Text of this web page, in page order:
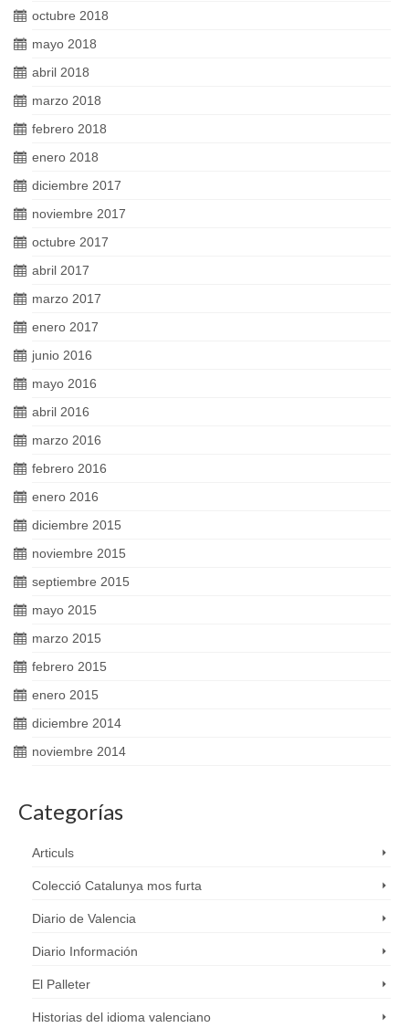
octubre 2018
mayo 2018
abril 2018
marzo 2018
febrero 2018
enero 2018
diciembre 2017
noviembre 2017
octubre 2017
abril 2017
marzo 2017
enero 2017
junio 2016
mayo 2016
abril 2016
marzo 2016
febrero 2016
enero 2016
diciembre 2015
noviembre 2015
septiembre 2015
mayo 2015
marzo 2015
febrero 2015
enero 2015
diciembre 2014
noviembre 2014
Categorías
Articuls
Colecció Catalunya mos furta
Diario de Valencia
Diario Información
El Palleter
Historias del idioma valenciano